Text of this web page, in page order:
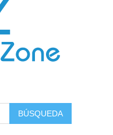
BÚSQUEDA